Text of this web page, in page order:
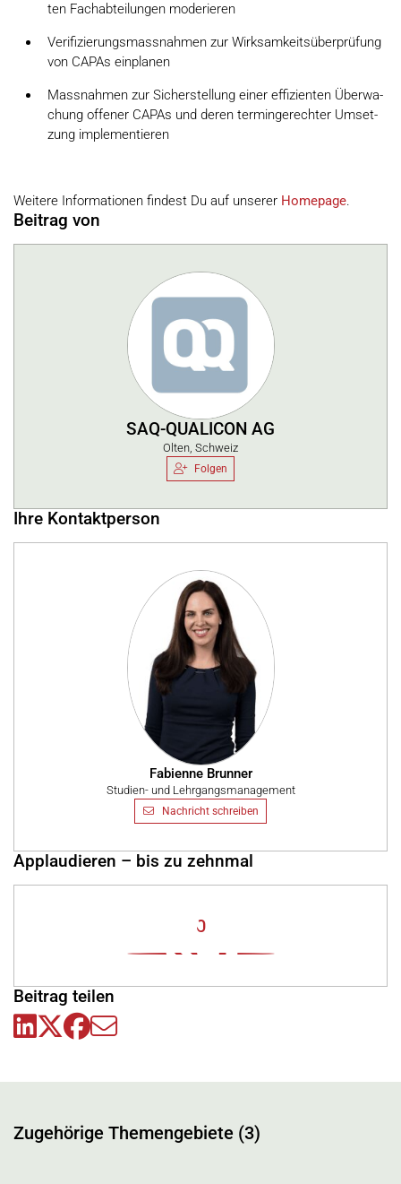
ten Fach­ab­tei­lun­gen mo­de­rie­ren
Ve­ri­fi­zie­rungs­mass­nah­men zur Wirk­sam­keits­über­prü­fung
von CA­PAs ein­pla­nen
Mass­nah­men zur Si­cher­stel­lung ei­ner ef­fi­zi­en­ten Über­wa­
chung of­fe­ner CA­PAs und de­ren ter­min­ge­rech­ter Um­set­
zung im­ple­men­tie­ren
Weitere Informationen findest Du auf unserer Homepage.
Beitrag von
SAQ-QUALICON AG
Olten, Schweiz
Folgen
Ihre Kontaktperson
Fabienne Brunner
Studien- und Lehrgangsmanagement
Nachricht schreiben
Applaudieren – bis zu zehnmal
0
Beitrag teilen
Zugehörige Themengebiete (3)